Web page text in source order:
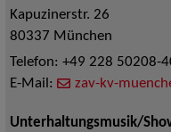
Kapuzinerstr. 26
80337 München
Telefon: +49 228 50208-
E-Mail:
zav-kv-
Unterhaltungsmusik/